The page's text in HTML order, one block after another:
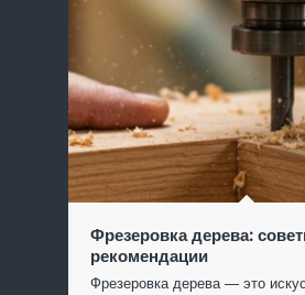
Фрезеровка дерева:
рекомендации
Фрезеровка дерева — это